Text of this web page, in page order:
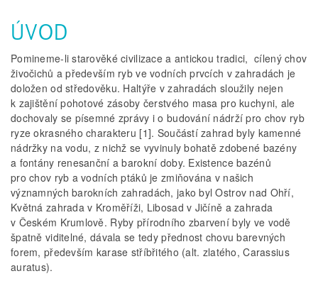
ÚVOD
Pomineme-li starověké civilizace a antickou tradici, cílený chov
živočichů a především ryb ve vodních prvcích v zahradách je
doložen od středověku. Haltýře v zahradách sloužily nejen
k zajištění pohotové zásoby čerstvého masa pro kuchyni, ale
dochovaly se písemné zprávy i o budování nádrží pro chov ryb
ryze okrasného charakteru [1]. Součástí zahrad byly kamenné
nádržky na vodu, z nichž se vyvinuly bohatě zdobené bazény
a fontány renesanční a barokní doby. Existence bazénů
pro chov ryb a vodních ptáků je zmiňována v našich
významných barokních zahradách, jako byl Ostrov nad Ohří,
Květná zahrada v Kroměříži, Libosad v Jičíně a zahrada
v Českém Krumlově. Ryby přírodního zbarvení byly ve vodě
špatně viditelné, dávala se tedy přednost chovu barevných
forem, především karase stříbřitého (alt. zlatého, Carassius
auratus).